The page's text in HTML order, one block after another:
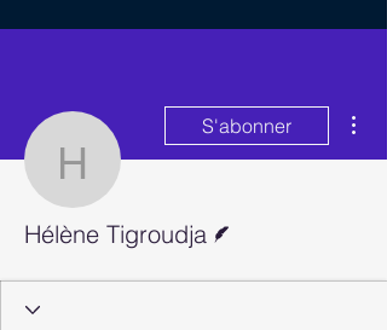
Hélène Tigroudja
S'abonner
Hélène Tigroudja